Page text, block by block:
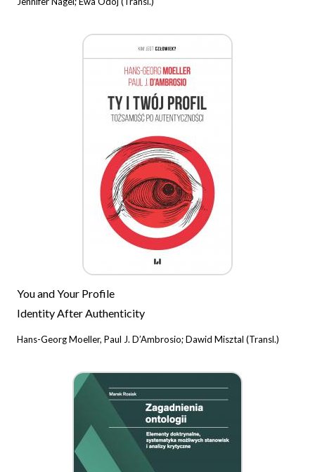
You and Your Profile
Identity After Authenticity
Hans-Georg Moeller, Paul J. D’Ambrosio; Dawid Misztal (Transl.)